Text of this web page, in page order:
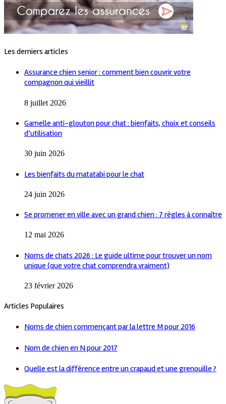
Les derniers articles
Assurance chien senior : comment bien couvrir votre
compagnon qui vieillit
8 juillet 2026
Gamelle anti-glouton pour chat : bienfaits, choix et conseils
d’utilisation
30 juin 2026
Les bienfaits du matatabi pour le chat
24 juin 2026
Se promener en ville avec un grand chien : 7 règles à connaître
12 mai 2026
Noms de chats 2026 : Le guide ultime pour trouver un nom
unique (que votre chat comprendra vraiment)
23 février 2026
Articles Populaires
Noms de chien commençant par la lettre M pour 2016
Nom de chien en N pour 2017
Quelle est la différence entre un crapaud et une grenouille ?